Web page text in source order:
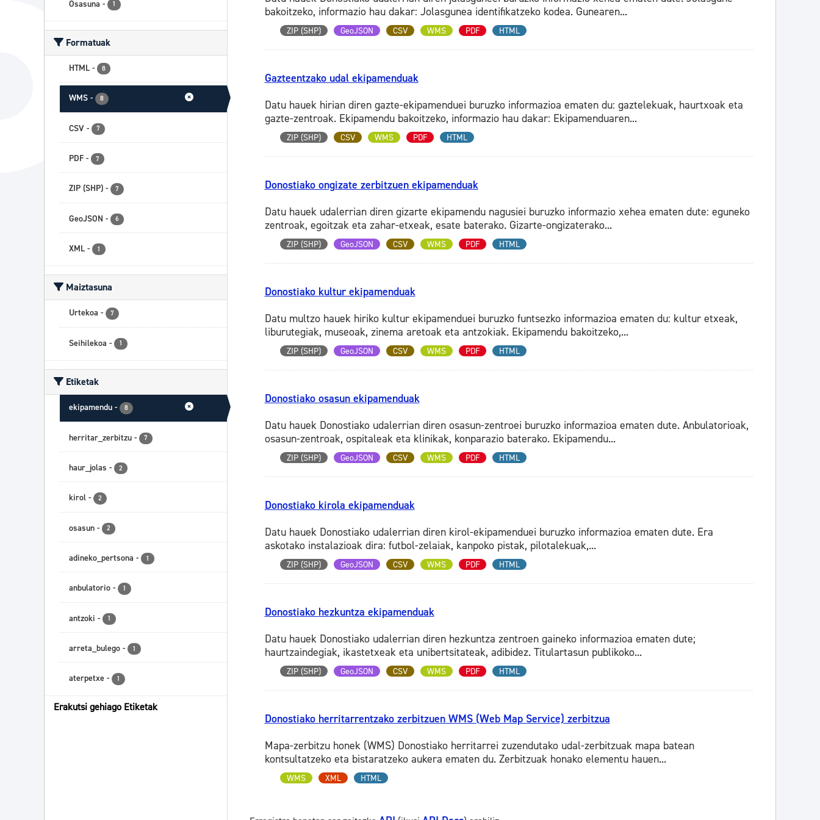
Osasuna - 1
Formatuak
HTML - 8
WMS - 8
CSV - 7
PDF - 7
ZIP (SHP) - 7
GeoJSON - 6
XML - 1
Maiztasuna
Urtekoa - 7
Seihilekoa - 1
Etiketak
ekipamendu - 8
herritar_zerbitzu - 7
haur_jolas - 2
kirol - 2
osasun - 2
adineko_pertsona - 1
anbulatorio - 1
antzoki - 1
arreta_bulego - 1
aterpetxe - 1
Erakutsi gehiago Etiketak
bakoitzeko, informazio hau dakar: Jolasgunea identifikatzeko kodea. Gunearen...
ZIP (SHP) GeoJSON CSV WMS PDF HTML
Gazteentzako udal ekipamenduak
Datu hauek hirian diren gazte-ekipamenduei buruzko informazioa ematen du: gaztelekuak, haurtxoak eta
gazte-zentroak. Ekipamendu bakoitzeko, informazio hau dakar: Ekipamenduaren...
ZIP (SHP) CSV WMS PDF HTML
Donostiako ongizate zerbitzuen ekipamenduak
Datu hauek udalerrian diren gizarte ekipamendu nagusiei buruzko informazio xehea ematen dute: eguneko
zentroak, egoitzak eta zahar-etxeak, esate baterako. Gizarte-ongizaterako...
ZIP (SHP) GeoJSON CSV WMS PDF HTML
Donostiako kultur ekipamenduak
Datu multzo hauek hiriko kultur ekipamenduei buruzko funtsezko informazioa ematen du: kultur etxeak,
liburutegiak, museoak, zinema aretoak eta antzokiak. Ekipamendu bakoitzeko,...
ZIP (SHP) GeoJSON CSV WMS PDF HTML
Donostiako osasun ekipamenduak
Datu hauek Donostiako udalerrian diren osasun-zentroei buruzko informazioa ematen dute. Anbulatorioak,
osasun-zentroak, ospitaleak eta klinikak, konparazio baterako. Ekipamendu...
ZIP (SHP) GeoJSON CSV WMS PDF HTML
Donostiako kirola ekipamenduak
Datu hauek Donostiako udalerrian diren kirol-ekipamenduei buruzko informazioa ematen dute. Era
askotako instalazioak dira: futbol-zelaiak, kanpoko pistak, pilotalekuak,...
ZIP (SHP) GeoJSON CSV WMS PDF HTML
Donostiako hezkuntza ekipamenduak
Datu hauek Donostiako udalerrian diren hezkuntza zentroen gaineko informazioa ematen dute;
haurtzaindegiak, ikastetxeak eta unibertsitateak, adibidez. Titulartasun publikoko...
ZIP (SHP) GeoJSON CSV WMS PDF HTML
Donostiako herritarrentzako zerbitzuen WMS (Web Map Service) zerbitzua
Mapa-zerbitzu honek (WMS) Donostiako herritarrei zuzendutako udal-zerbitzuak mapa batean
kontsultatzeko eta bistaratzeko aukera ematen du. Zerbitzuak honako elementu hauen...
WMS XML HTML